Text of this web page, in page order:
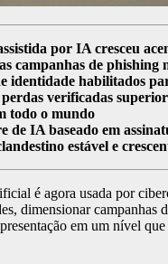
por IA cresceu
campanhas de phishing
identidade habilitados
verificadas
todo o mundo
de IA baseado em
estável e
é agora usada por
dimensionar campanhas
em um nível que